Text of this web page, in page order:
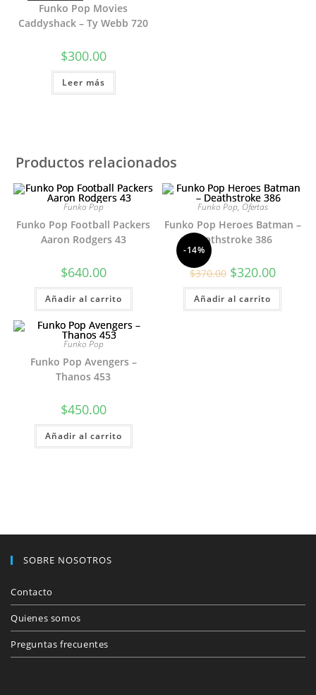
Funko Pop Movies
Caddyshack – Ty Webb 720
$300.00
Leer más
Productos relacionados
Funko Pop
Funko Pop Football Packers
Aaron Rodgers 43
$640.00
Añadir al carrito
-14%
Funko Pop, Ofertas
Funko Pop Heroes Batman –
Deathstroke 386
$370.00 El
precio
original
era:
$370.00.
$320.00El
precio
actual
$320.00.
Añadir al carrito
Funko Pop
Funko Pop Avengers –
Thanos 453
$450.00
Añadir al carrito
SOBRE NOSOTROS
Contacto
Quienes somos
Preguntas frecuentes